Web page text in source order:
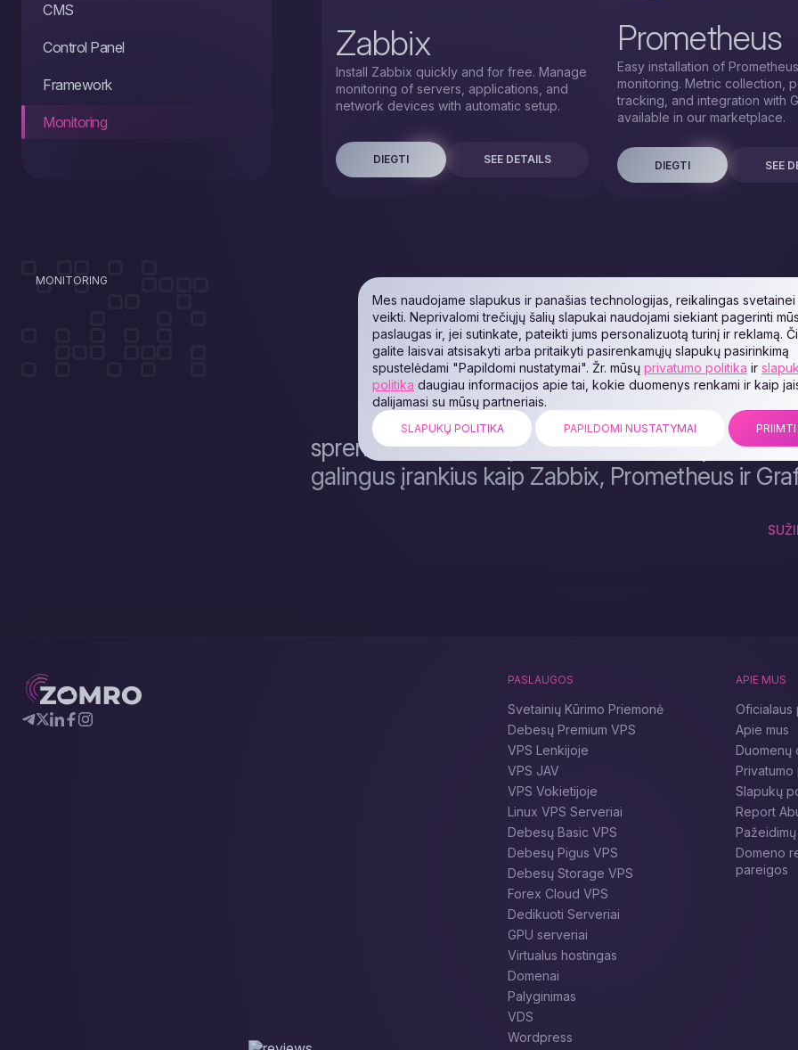
CMS
Control Panel
Framework
Monitoring
Zabbix
Install Zabbix quickly and for free. Manage
monitoring of servers, applications, and
network devices with automatic setup.
DIEGTI SEE DETAILS
Prometheus
Easy installation of
monitoring. Metric collection,
tracking, and integration with
available in our marketplace.
DIEGTI SEE
MONITORING
Monitoring prekyvietėje siūlome
sprendimus serverių stebėsenai, naudojant
galingus įrankius kaip Zabbix, Prometheus ir
informaciją apie serverių, programų ir tinklo įrenginių
būklę. Tinka dideliems projektams ir leidžia detaliai
sukonfigūruoti įspėjimus bei pranešimus.
Prometheus: Stebėsenos ir metrikų surinkimo įrankis,
idealiai tinkantis dinaminėms ir konteinerinėms
programoms. Puikiai veikia su Kubernetes ir kitomis
moderniomis architektūromis.
Grafana: Populiari duomenų vizualizavimo platforma,
kuri integruoja Zabbix ir Prometheus metrikas į
patogias ir suprantamas diagramas bei stebėsenos
Serverių nuoma stebėsenai
Jei reikia efektyviai sukonfigūruoti serverių stebėseną su
Zabbix, Prometheus ir Grafana, serverių nuoma iš Zomro –
puikus pasirinkimas.
VPS nuomos privalumai:
Pilna kontrolė: Serverio konfigūracija pagal jūsų
PASLAUGOS
Svetainių Kūrimo Priemonė
Debesų Premium VPS
VPS Lenkijoje
VPS JAV
VPS Vokietijoje
Linux VPS Serveriai
Debesų Basic VPS
Debesų Pigus VPS
Debesų Storage VPS
Forex Cloud VPS
Dedikuoti Serveriai
GPU serveriai
Virtualus hostingas
Domenai
Palyginimas
VDS
Wordpress
APIE MUS
Oficialaus
Apie mus
Duomenų
Privatumo
Slapukų
Report
Domeno
pareigos
Mes naudojame slapukus ir panašias technologijas, reikalingas svetainei
veikti. Neprivalomi trečiųjų šalių slapukai naudojami siekiant pagerinti
paslaugas ir, jei sutinkate, pateikti jums personalizuotą turinį ir reklamą.
galite laisvai atsisakyti arba pritaikyti pasirenkamųjų slapukų pasirinkimą
spustelėdami "Papildomi nustatymai". Žr. mūsų privatumo politika ir
politika daugiau informacijos apie tai, kokie duomenys renkami ir kaip
dalijamasi su mūsų partneriais.
SLAPUKŲ POLITIKA PAPILDOMI NUSTATYMAI PRIIMTI